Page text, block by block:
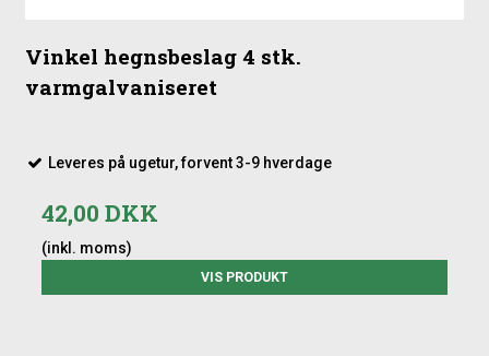
Vinkel hegnsbeslag 4 stk.
varmgalvaniseret
Leveres på ugetur, forvent 3-9 hverdage
42,00 DKK
(inkl. moms)
VIS PRODUKT